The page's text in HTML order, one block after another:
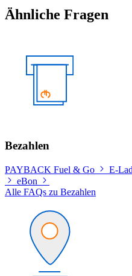
Ähnliche Fragen
Bezahlen
PAYBACK Fuel & Go E-
eBon
Alle FAQs zu Bezahlen